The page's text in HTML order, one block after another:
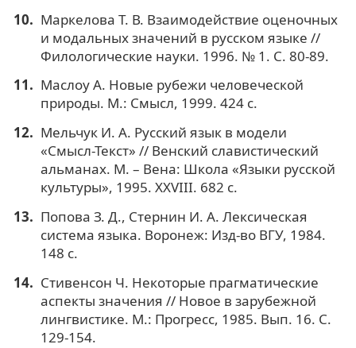
Маркелова Т. В. Взаимодействие оценочных
и модальных значений в русском языке //
Филологические науки. 1996. № 1. С. 80-89.
Маслоу А. Новые рубежи человеческой
природы. М.: Смысл, 1999. 424 с.
Мельчук И. А. Русский язык в модели
«Смысл-Текст» // Венский славистический
альманах. М. – Вена: Школа «Языки русской
культуры», 1995. XXVIII. 682 с.
Попова З. Д., Стернин И. А. Лексическая
система языка. Воронеж: Изд-во ВГУ, 1984.
148 с.
Стивенсон Ч. Некоторые прагматические
аспекты значения // Новое в зарубежной
лингвистике. М.: Прогресс, 1985. Вып. 16. С.
129-154.